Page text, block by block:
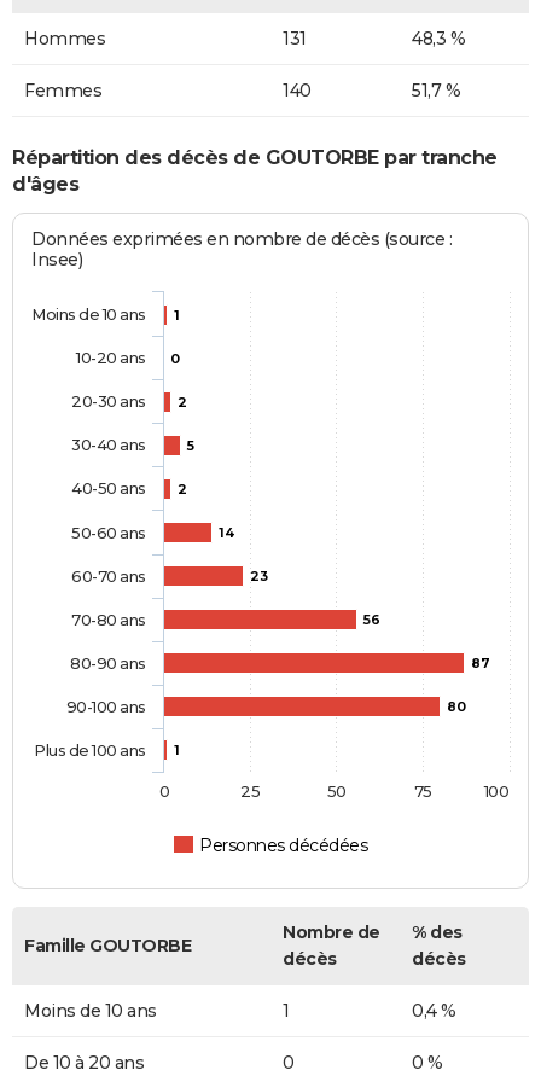
Hommes 131 48,3 %
Femmes 140 51,7 %
Répartition des décès de GOUTORBE par tranche
d'âges
Données exprimées en nombre de décès (source :
Insee)
1
0
2
5
2
14
23
56
87
80
1
Personnes décédées
Moins de 10 ans
10-20 ans
20-30 ans
30-40 ans
40-50 ans
50-60 ans
60-70 ans
70-80 ans
80-90 ans
90-100 ans
Plus de 100 ans
0 100
25 50 75
Famille GOUTORBE
Nombre de
décès
% des
décès
Moins de 10 ans 1 0,4 %
De 10 à 20 ans 0 0 %